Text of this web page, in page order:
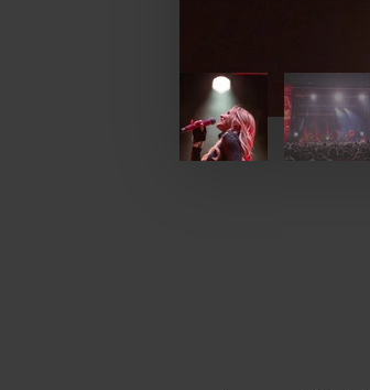
1
2